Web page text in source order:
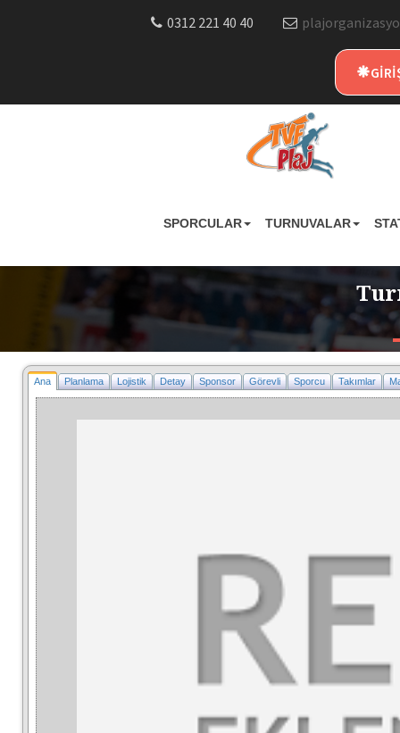
0312 221 40 40
SPORCULAR TURNUVALAR
Ana Planlama Lojistik Detay Sponsor Görevli Sporcu Takımlar